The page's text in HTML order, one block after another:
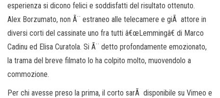
esperienza si dicono felici e soddisfatti del risultato ottenuto.
Alex Borzumato, non Ã¨ estraneo alle telecamere e giÃ attore in
diversi corti del cassinate uno fra tutti â€œLemmingâ€ di Marco
Cadinu ed Elisa Curatola. Si Ã¨ detto profondamente emozionato,
la trama del breve filmato lo ha colpito molto, muovendolo a
commozione.
Per chi avesse preso la prima, il corto sarÃ disponibile su Vimeo e